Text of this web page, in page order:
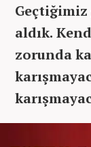
Geçtiğimiz
aldık.
zorunda